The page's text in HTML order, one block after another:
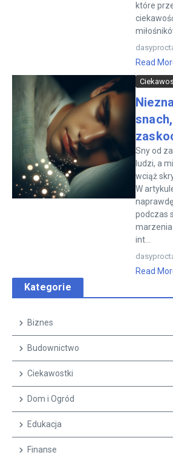
które
Read
Sny od
ludzi, a
wciąż
W
podczas
int...
Read
Kategorie
Biznes
Budownictwo
Ciekawostki
Dom i Ogród
Edukacja
Finanse